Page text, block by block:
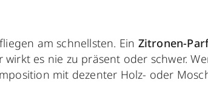
am schnellsten. Ein Zitronen-
wirkt es nie zu präsent oder schwer.
mit dezenter Holz- oder